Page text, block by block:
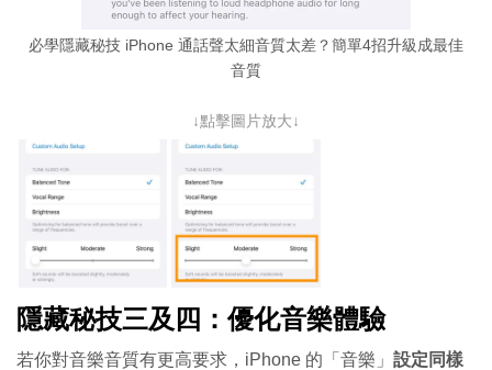
必學隱藏秘技 iPhone 通話聲太細音質太差？簡單4招升級成最佳
音質
↓點擊圖片放大↓
隱藏秘技三及四：優化音樂體驗
若你對音樂音質有更高要求，iPhone 的「音樂」 設定同樣